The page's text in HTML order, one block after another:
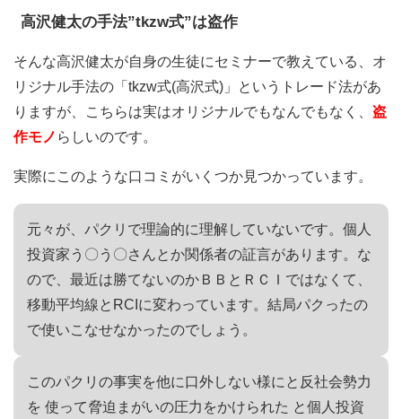
高沢健太の手法”tkzw式”は盗作
そんな高沢健太が自身の生徒にセミナーで教えている、オ
リジナル手法の「tkzw式(高沢式)」というトレード法があ
りますが、こちらは実はオリジナルでもなんでもなく、 盗
作モノ らしいのです。
実際にこのような口コミがいくつか見つかっています。
元々が、パクリで理論的に理解していないです。個人
投資家う〇う〇さんとか関係者の証言があります。な
ので、最近は勝てないのかＢＢとＲＣＩではなくて、
移動平均線とRCIに変わっています。結局パクったの
で使いこなせなかったのでしょう。
このパクリの事実を他に口外しない様にと反社会勢力
を 使って脅迫まがいの圧力をかけられた と個人投資